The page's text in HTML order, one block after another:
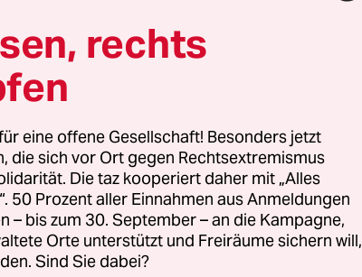
Regierung. Wie
Jüdinnen und Juden in
nicht anecken und
sie sich heraus aus
Jüdinnen und Juden
2017: Nachdem
muslimische
einer der heiligen
rechts
eine offene Gesellschaft! Besonders jetzt
die sich vor Ort gegen Rechtsextremismus
Die taz kooperiert daher mit „Alles
50 Prozent aller Einnahmen aus Anmeldungen
– bis zum 30. September – an die Kampagne,
Orte unterstützt und Freiräume sichern will,
Sind Sie dabei?